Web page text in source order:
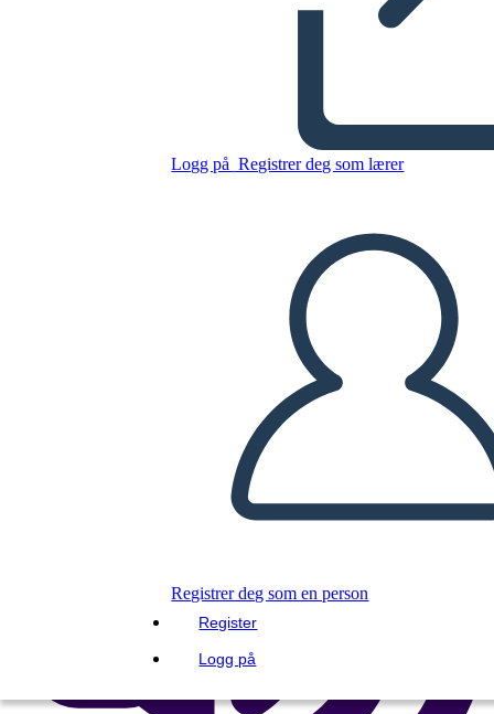
Logg på Registrer deg som lærer
Registrer deg som en person
Register
Logg på
Palampur Create a comic
strip illustrating key concept
Kopier dette storyboardet
LAGE ET STORYBOARD
SPILLE AV LYSBILDEFREMVISNING
LES FOR MEG